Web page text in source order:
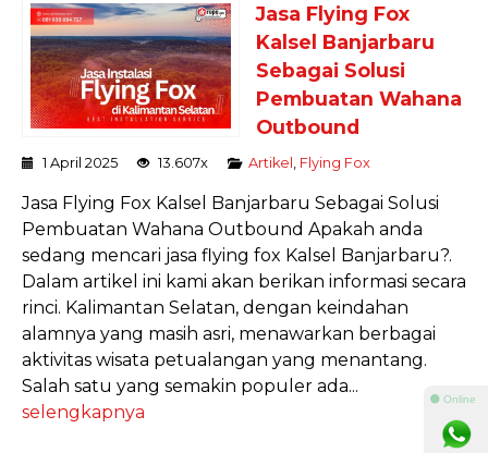
Jasa Flying Fox
Kalsel Banjarbaru
Sebagai Solusi
Pembuatan Wahana
Outbound
1 April 2025 13.607x Artikel Flying Fox
Jasa Flying Fox Kalsel Banjarbaru Sebagai Solusi
Pembuatan Wahana Outbound Apakah anda
sedang mencari jasa flying fox Kalsel Banjarbaru?.
Dalam artikel ini kami akan berikan informasi secara
rinci. Kalimantan Selatan, dengan keindahan
alamnya yang masih asri, menawarkan berbagai
aktivitas wisata petualangan yang menantang.
Salah satu yang semakin populer ada...
selengkapnya
⚫ Online